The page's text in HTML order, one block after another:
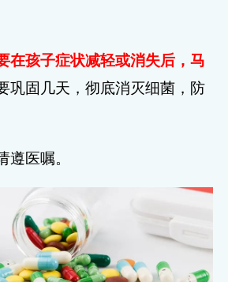
在孩子症状减轻或消失后，马
巩固几天，彻底消灭细菌，防
遵医嘱。